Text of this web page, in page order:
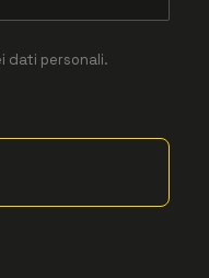
dati personali.